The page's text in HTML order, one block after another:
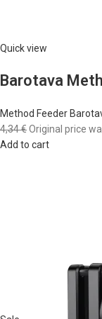
Quick view
Barotava
Method Feeder
4,34 €Original price
Add to cart